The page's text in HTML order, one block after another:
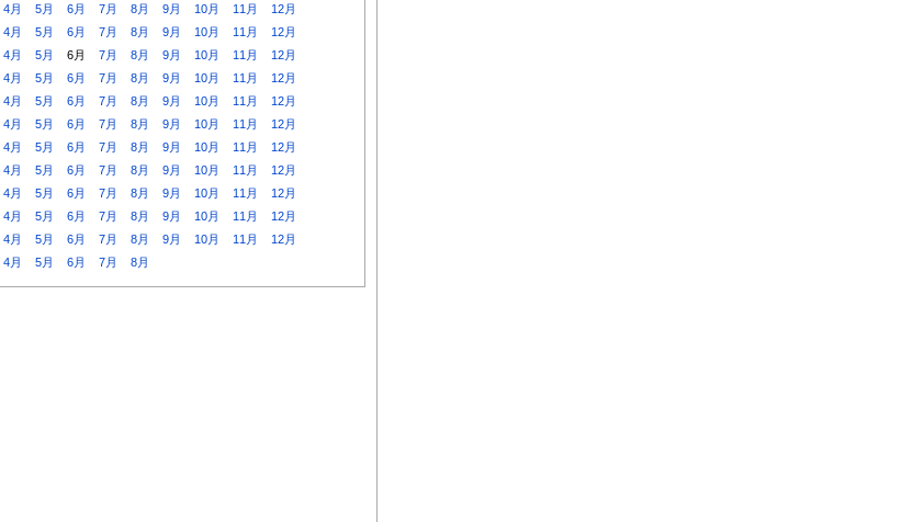
4月 5月 6月 7月 8月 9月 10月 11月
12月
4月 5月 6月 7月 8月 9月 10月 11月
12月
4月 5月 6月 7月 8月 9月 10月 11月
12月
4月 5月 6月 7月 8月 9月 10月 11月
12月
4月 5月 6月 7月 8月 9月 10月 11月
12月
4月 5月 6月 7月 8月 9月 10月 11月
12月
4月 5月 6月 7月 8月 9月 10月 11月
12月
4月 5月 6月 7月 8月 9月 10月 11月
12月
4月 5月 6月 7月 8月 9月 10月 11月
12月
4月 5月 6月 7月 8月 9月 10月 11月
12月
4月 5月 6月 7月 8月 9月 10月 11月
12月
4月 5月 6月 7月 8月